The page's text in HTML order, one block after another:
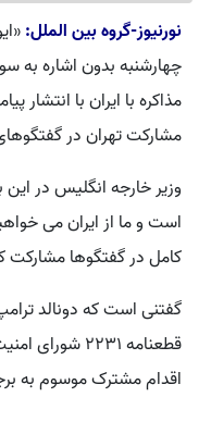
نورنیوز-گروه بین الملل:
چهارشنبه بدون اشاره به
مذاکره با ایران با انتشار
مشارکت تهران در
وزیر خارجه انگلیس در
است و ما از ایران می‌
کامل در گفتگوها مشارکت
گفتنی است که دونالد
قطعنامه ۲۲۳۱ شورای امنیت
اقدام مشترک موسوم به برجام در